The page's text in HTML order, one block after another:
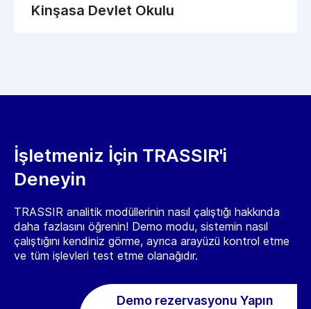
Kinşasa Devlet Okulu
İşletmeniz İçin TRASSIR'i
Deneyin
TRASSIR analitik modüllerinin nasıl çalıştığı hakkında
daha fazlasını öğrenin! Demo modu, sistemin nasıl
çalıştığını kendiniz görme, ayrıca arayüzü kontrol etme
ve tüm işlevleri test etme olanağıdır.
Demo rezervasyonu Yapın